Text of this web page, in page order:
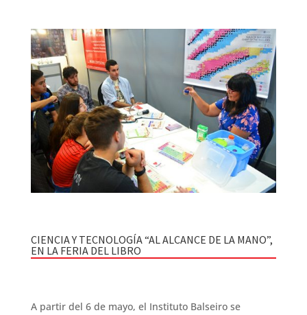
CIENCIA Y TECNOLOGÍA “AL ALCANCE DE LA MANO”,
EN LA FERIA DEL LIBRO
A partir del 6 de mayo, el Instituto Balseiro se